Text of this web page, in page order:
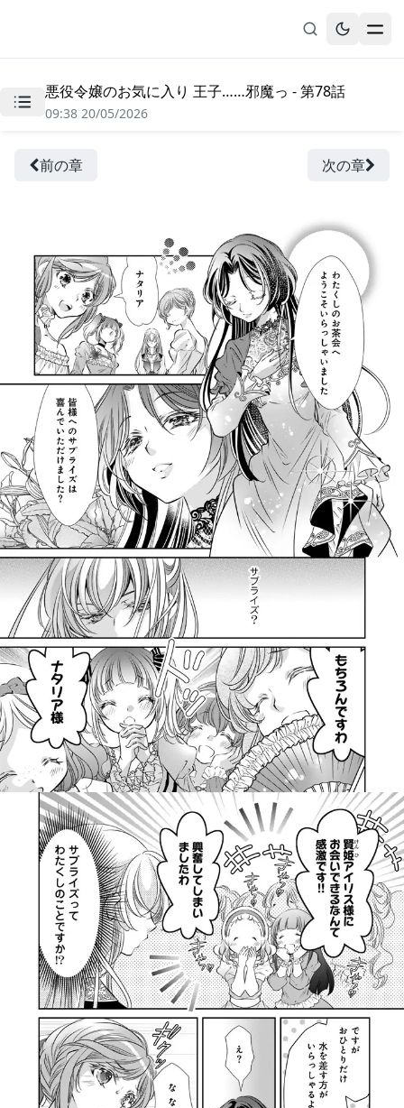
無料漫画
履歴
悪役令嬢のお気に入り 王子……邪魔っ - 第78話
09:38 20/05/2026
前の章 次の章